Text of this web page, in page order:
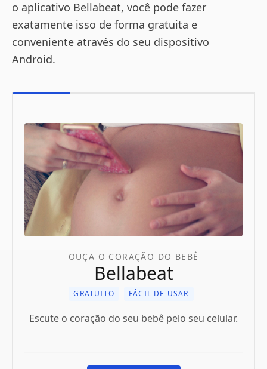
o aplicativo Bellabeat, você pode fazer
exatamente isso de forma gratuita e
conveniente através do seu dispositivo
Android.
OUÇA O CORAÇÃO DO BEBÊ
Bellabeat
GRATUITO FÁCIL DE USAR
Escute o coração do seu bebê pelo seu celular.